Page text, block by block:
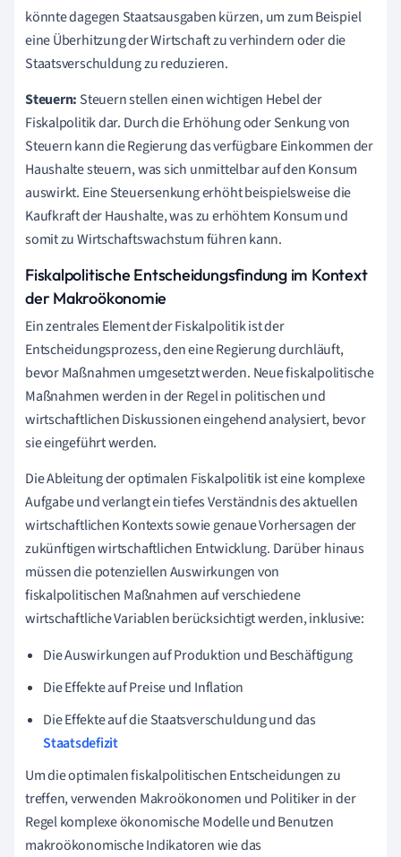
könnte dagegen Staatsausgaben kürzen, um zum Beispiel
eine Überhitzung der Wirtschaft zu verhindern oder die
Staatsverschuldung zu reduzieren.
Steuern: Steuern stellen einen wichtigen Hebel der
Fiskalpolitik dar. Durch die Erhöhung oder Senkung von
Steuern kann die Regierung das verfügbare Einkommen der
Haushalte steuern, was sich unmittelbar auf den Konsum
auswirkt. Eine Steuersenkung erhöht beispielsweise die
Kaufkraft der Haushalte, was zu erhöhtem Konsum und
somit zu Wirtschaftswachstum führen kann.
Fiskalpolitische Entscheidungsfindung im Kontext
der Makroökonomie
Ein zentrales Element der Fiskalpolitik ist der
Entscheidungsprozess, den eine Regierung durchläuft,
bevor Maßnahmen umgesetzt werden. Neue fiskalpolitische
Maßnahmen werden in der Regel in politischen und
wirtschaftlichen Diskussionen eingehend analysiert, bevor
sie eingeführt werden.
Die Ableitung der optimalen Fiskalpolitik ist eine komplexe
Aufgabe und verlangt ein tiefes Verständnis des aktuellen
wirtschaftlichen Kontexts sowie genaue Vorhersagen der
zukünftigen wirtschaftlichen Entwicklung. Darüber hinaus
müssen die potenziellen Auswirkungen von
fiskalpolitischen Maßnahmen auf verschiedene
wirtschaftliche Variablen berücksichtigt werden, inklusive:
Die Auswirkungen auf Produktion und Beschäftigung
Die Effekte auf Preise und Inflation
Die Effekte auf die Staatsverschuldung und das
Staatsdefizit
Um die optimalen fiskalpolitischen Entscheidungen zu
treffen, verwenden Makroökonomen und Politiker in der
Regel komplexe ökonomische Modelle und Benutzen
makroökonomische Indikatoren wie das